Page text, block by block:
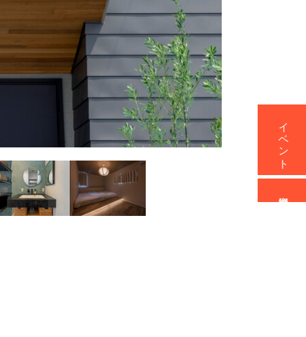
イベント